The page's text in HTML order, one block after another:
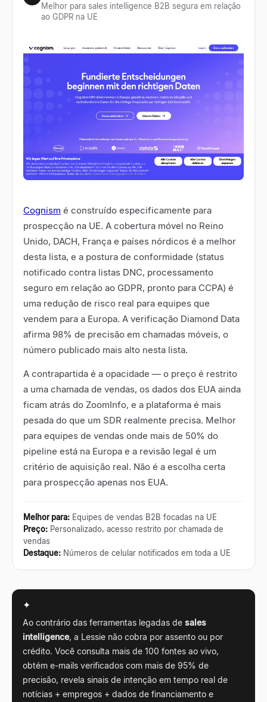
Melhor para sales intelligence B2B segura em relação
ao GDPR na UE
Cognism é construído especificamente para
prospecção na UE. A cobertura móvel no Reino
Unido, DACH, França e países nórdicos é a melhor
desta lista, e a postura de conformidade (status
notificado contra listas DNC, processamento
seguro em relação ao GDPR, pronto para CCPA) é
uma redução de risco real para equipes que
vendem para a Europa. A verificação Diamond Data
afirma 98% de precisão em chamadas móveis, o
número publicado mais alto nesta lista.
A contrapartida é a opacidade — o preço é restrito
a uma chamada de vendas, os dados dos EUA ainda
ficam atrás do ZoomInfo, e a plataforma é mais
pesada do que um SDR realmente precisa. Melhor
para equipes de vendas onde mais de 50% do
pipeline está na Europa e a revisão legal é um
critério de aquisição real. Não é a escolha certa
para prospecção apenas nos EUA.
Melhor para: Equipes de vendas B2B focadas na UE
Preço: Personalizado, acesso restrito por chamada de
vendas
Destaque: Números de celular notificados em toda a UE
✦
Ao contrário das ferramentas legadas de sales
intelligence, a Lessie não cobra por assento ou por
crédito. Você consulta mais de 100 fontes ao vivo,
obtém e-mails verificados com mais de 95% de
precisão, revela sinais de intenção em tempo real de
notícias + empregos + dados de financiamento e